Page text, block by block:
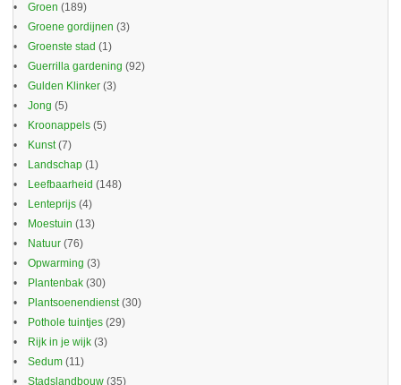
Groen (189)
Groene gordijnen (3)
Groenste stad (1)
Guerrilla gardening (92)
Gulden Klinker (3)
Jong (5)
Kroonappels (5)
Kunst(7)
Landschap (1)
Leefbaarheid (148)
Lenteprijs (4)
Moestuin (13)
Natuur (76)
Opwarming (3)
Plantenbak (30)
Plantsoenendienst(30)
Pothole tuintjes (29)
Rijk in je wijk (3)
Sedum (11)
Stadslandbouw (35)